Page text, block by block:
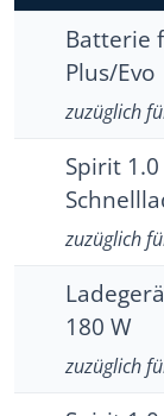
Keine
Batterie
Plus/Evo
zuzüglich
Keine
Spirit
zuzüglich
Keine
180 W
zuzüglich